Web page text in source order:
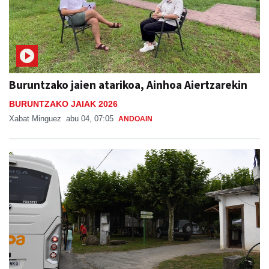
Buruntzako jaien atarikoa, Ainhoa Aiertzarekin
BURUNTZAKO JAIAK 2026
Xabat Minguez abu 04, 07:05 ANDOAIN